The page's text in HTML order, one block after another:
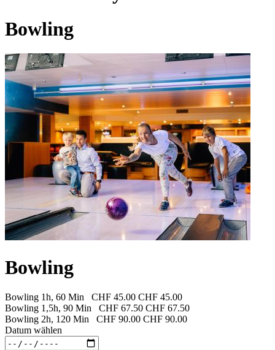
Bowling
Bowling
Bowling 1h, 60 Min CHF 45.00 CHF 45.00
Bowling 1,5h, 90 Min
CHF 67.50 CHF 67.50
Bowling 2h, 120 Min
CHF 90.00 CHF 90.00
Datum wählen